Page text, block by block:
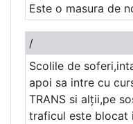
Este o masura de
/
Scolile de
apoi sa intre cu
TRANS si alții,pe
traficul este blocat